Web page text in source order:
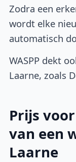
Zodra een
wordt elke
automatisch
WASPP dekt
Laarne, zoals
Prijs
van een
Laarne